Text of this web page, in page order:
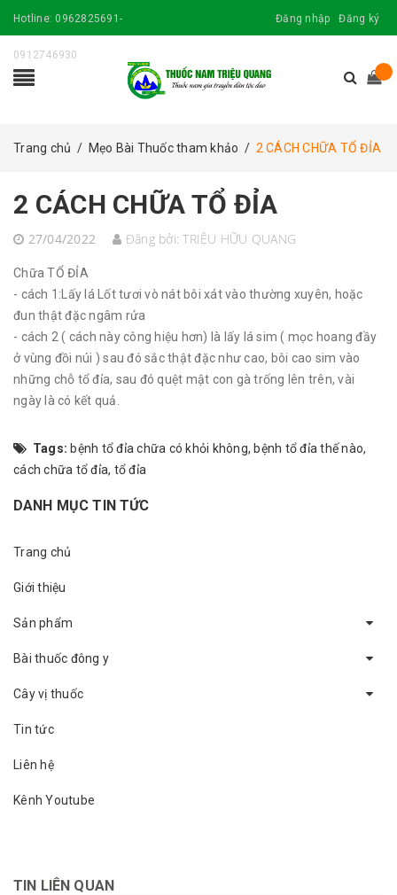
Hotline:0962825691-
0912746930
Đăng nhập Đăng ký
Trang chủ / Mẹo Bài Thuốc tham khảo / 2 CÁCH CHỮA TỔ ĐỈA
2 CÁCH CHỮA TỔ ĐỈA
27/04/2022 Đăng bởi:TRIỆU HỮU QUANG
Chữa TỔ ĐỈA
- cách 1:Lấy lá Lốt tươi vò nát bôi xát vào thường xuyên, hoặc
đun thật đặc ngâm rửa
- cách 2 ( cách này công hiệu hơn) là lấy lá sim ( mọc hoang đầy
ở vùng đồi núi ) sau đó sắc thật đặc như cao, bôi cao sim vào
những chỗ tổ đỉa, sau đó quệt mật con gà trống lên trên, vài
ngày là có kết quả.
Tags: bệnh tổ đỉa chữa có khỏi không, bệnh tổ đỉa thế nào,
cách chữa tổ đỉa, tổ đỉa
DANH MỤC TIN TỨC
Trang chủ
Giới thiệu
Sản phẩm
Bài thuốc đông y
Cây vị thuốc
Tin tức
Liên hệ
Kênh Youtube
TIN LIÊN QUAN